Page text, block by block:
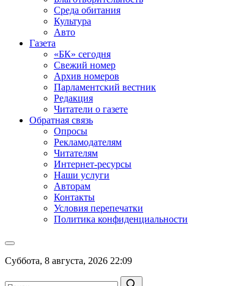
Среда обитания
Культура
Авто
Газета
«БК» сегодня
Свежий номер
Архив номеров
Парламентский вестник
Редакция
Читатели о газете
Обратная связь
Опросы
Рекламодателям
Читателям
Интернет-ресурсы
Наши услуги
Авторам
Контакты
Условия перепечатки
Политика конфиденциальности
Суббота, 8 августа, 2026 22:09